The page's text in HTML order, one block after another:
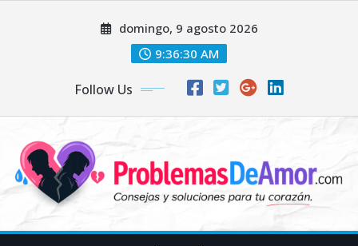
domingo, 9 agosto 2026
9:36:31 AM
Follow Us